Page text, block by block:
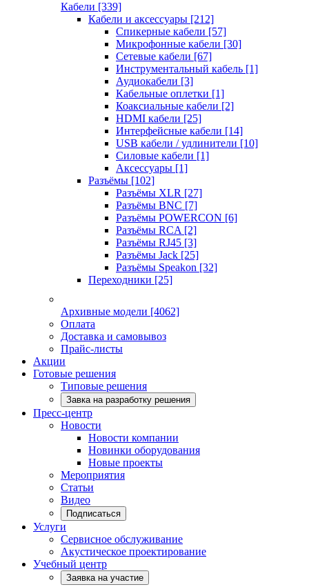
Кабели [339]
Кабели и аксессуары [212]
Спикерные кабели [57]
Микрофонные кабели [30]
Сетевые кабели [67]
Инструментальный кабель [1]
Аудиокабели [3]
Кабельные оплетки [1]
Коаксиальные кабели [2]
HDMI кабели [25]
Интерфейсные кабели [14]
USB кабели / удлинители [10]
Силовые кабели [1]
Аксессуары [1]
Разъёмы [102]
Разъёмы XLR [27]
Разъёмы BNC [7]
Разъёмы POWERCON [6]
Разъёмы RCA [2]
Разъёмы RJ45 [3]
Разъёмы Jack [25]
Разъёмы Speakon [32]
Переходники [25]
Архивные модели [4062]
Оплата
Доставка и самовывоз
Прайс-листы
Акции
Готовые решения
Типовые решения
Завка на разработку решения
Пресс-центр
Новости
Новости компании
Новинки оборудования
Новые проекты
Мероприятия
Статьи
Видео
Подписаться
Услуги
Сервисное обслуживание
Акустическое проектирование
Учебный центр
Заявка на участие